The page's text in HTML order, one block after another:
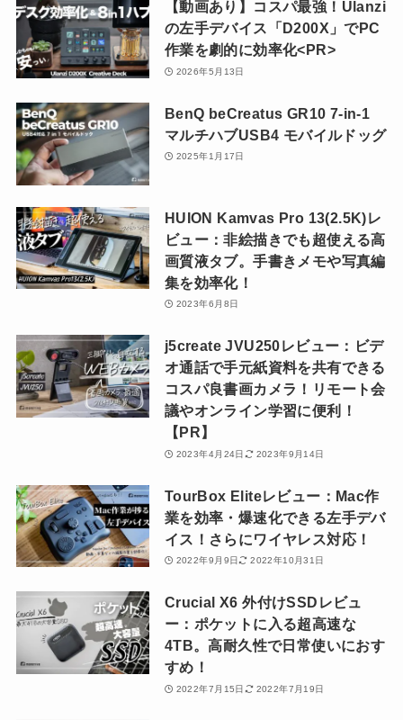
【動画あり】コスパ最強！Ulanzi
の左手デバイス「D200X」でPC
作業を劇的に効率化<PR>
2026年5月13日
BenQ beCreatus GR10 7-in-1
マルチハブUSB4 モバイルドッグ
2025年1月17日
HUION Kamvas Pro 13(2.5K)レ
ビュー：非絵描きでも超使える高
画質液タブ。手書きメモや写真編
集を効率化！
2023年6月8日
j5create JVU250レビュー：ビデ
オ通話で手元紙資料を共有できる
コスパ良書画カメラ！リモート会
議やオンライン学習に便利！
【PR】
2023年4月24日 2023年9月14日
TourBox Eliteレビュー：Mac作
業を効率・爆速化できる左手デバ
イス！さらにワイヤレス対応！
2022年9月9日 2022年10月31日
Crucial X6 外付けSSDレビュ
ー：ポケットに入る超高速な
4TB。高耐久性で日常使いにおす
すめ！
2022年7月15日 2022年7月19日